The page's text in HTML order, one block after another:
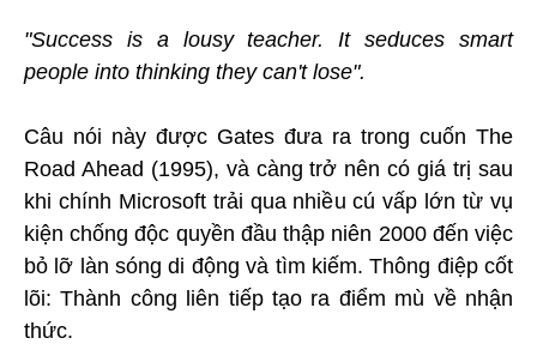
"Success is a lousy teacher. It seduces smart
people into thinking they can't lose".
Câu nói này được Gates đưa ra trong cuốn The
Road Ahead (1995), và càng trở nên có giá trị sau
khi chính Microsoft trải qua nhiều cú vấp lớn từ vụ
kiện chống độc quyền đầu thập niên 2000 đến việc
bỏ lỡ làn sóng di động và tìm kiếm. Thông điệp cốt
lõi: Thành công liên tiếp tạo ra điểm mù về nhận
thức.